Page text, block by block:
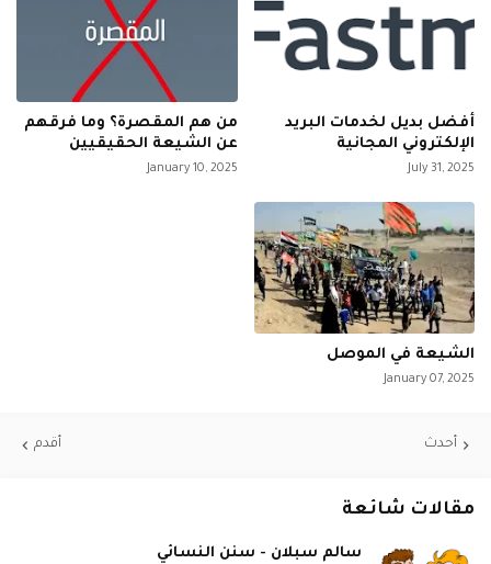
أفضل بديل لخدمات البريد
الإلكتروني المجانية
July 31, 2025
من هم المقصرة؟ وما فرقهم
عن الشيعة الحقيقيين
January 10, 2025
الشيعة في الموصل
January 07, 2025
أحدث أقدم
مقالات شائعة
سالم سبلان - سنن النسائي